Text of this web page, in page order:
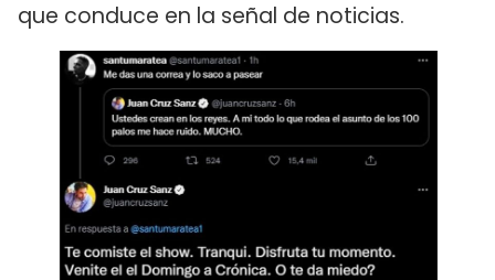
que conduce en la señal de noticias.